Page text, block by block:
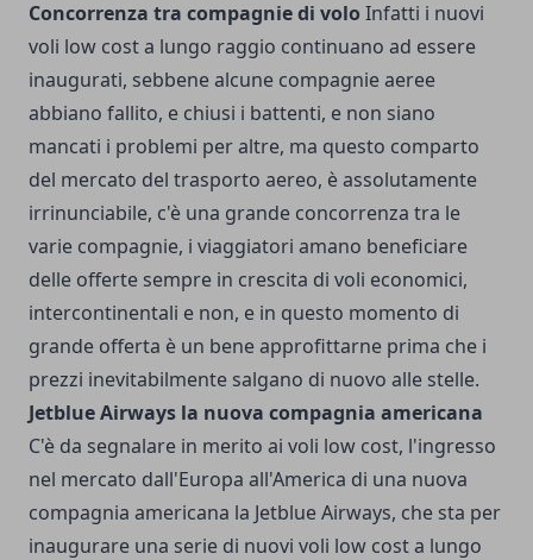
Concorrenza tra compagnie di volo Infatti i nuovi
voli low cost a lungo raggio continuano ad essere
inaugurati, sebbene alcune compagnie aeree
abbiano fallito, e chiusi i battenti, e non siano
mancati i problemi per altre, ma questo comparto
del mercato del trasporto aereo, è assolutamente
irrinunciabile, c'è una grande concorrenza tra le
varie compagnie, i viaggiatori amano beneficiare
delle offerte sempre in crescita di voli economici,
intercontinentali e non, e in questo momento di
grande offerta è un bene approfittarne prima che i
prezzi inevitabilmente salgano di nuovo alle stelle.
Jetblue Airways la nuova compagnia americana
C'è da segnalare in merito ai voli low cost, l'ingresso
nel mercato dall'Europa all'America di una nuova
compagnia americana la Jetblue Airways, che sta per
inaugurare una serie di nuovi voli low cost a lungo